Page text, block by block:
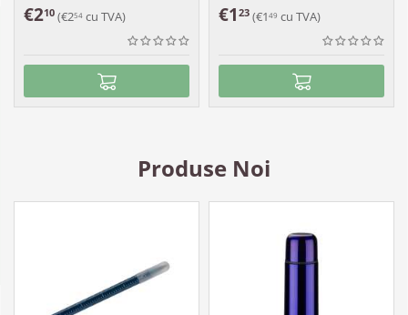
€210 (€254 cu TVA) €1 23 (€1 49 cu TVA)
Produse Noi